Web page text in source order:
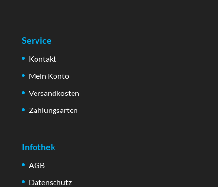
Service
Kontakt
Mein Konto
Versandkosten
Zahlungsarten
Infothek
AGB
Datenschutz